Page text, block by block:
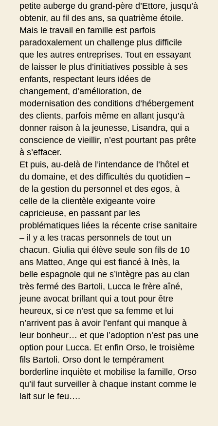
petite auberge du grand-père d’Ettore, jusqu’à
obtenir, au fil des ans, sa quatrième étoile.
Mais le travail en famille est parfois
paradoxalement un challenge plus difficile
que les autres entreprises. Tout en essayant
de laisser le plus d’initiatives possible à ses
enfants, respectant leurs idées de
changement, d’amélioration, de
modernisation des conditions d’hébergement
des clients, parfois même en allant jusqu’à
donner raison à la jeunesse, Lisandra, qui a
conscience de vieillir, n’est pourtant pas prête
à s’effacer.
Et puis, au-delà de l’intendance de l’hôtel et
du domaine, et des difficultés du quotidien –
de la gestion du personnel et des egos, à
celle de la clientèle exigeante voire
capricieuse, en passant par les
problématiques liées la récente crise sanitaire
– il y a les tracas personnels de tout un
chacun. Giulia qui élève seule son fils de 10
ans Matteo, Ange qui est fiancé à Inès, la
belle espagnole qui ne s’intègre pas au clan
très fermé des Bartoli, Lucca le frère aîné,
jeune avocat brillant qui a tout pour être
heureux, si ce n’est que sa femme et lui
n’arrivent pas à avoir l’enfant qui manque à
leur bonheur… et que l’adoption n’est pas une
option pour Lucca. Et enfin Orso, le troisième
fils Bartoli. Orso dont le tempérament
borderline inquiète et mobilise la famille, Orso
qu’il faut surveiller à chaque instant comme le
lait sur le feu….